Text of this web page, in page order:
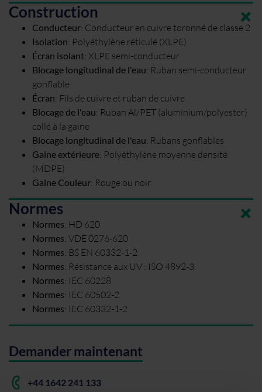
Construction
Conducteur: Conducteur en cuivre toronné de classe 2
Isolation: Polyéthylène réticulé (XLPE)
Écran isolant: XLPE semi-conducteur
Blocage longitudinal de l'eau: Ruban semi-conducteur
gonflable
Écran: Fils de cuivre et ruban de cuivre
Blocage de l'eau: Ruban Al/PET (aluminium/polyester)
collé à la gaine
Blocage longitudinal de l'eau: Rubans gonflables
Gaine extérieure: Polyéthylène moyenne densité
(MDPE)
Gaine Couleur: Rouge ou noir
Normes
Normes: HD 620
Normes: VDE 0276-620
Normes: BS EN 60332-1-2
Normes: Résistance aux UV : ISO 4892-3
Normes: IEC 60228
Normes: IEC 60502-2
Normes: IEC 60332-1-2
Demander maintenant
+44 1642 241 133